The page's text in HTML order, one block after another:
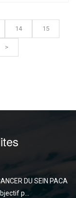
14 15
>
DU SEIN PACA
p...